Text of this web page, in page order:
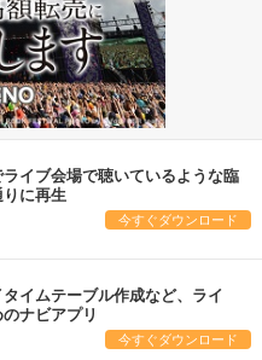
イブ会場で聴いているような臨
に再生
今すぐダウンロード
イムテーブル作成など、ライ
ナビアプリ
今すぐダウンロード